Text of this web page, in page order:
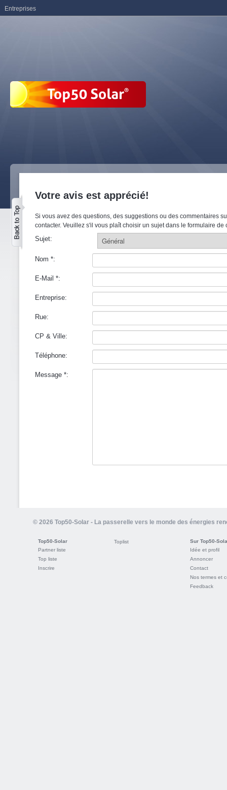
Votre avis est apprécié!
Si vous avez des questions, des suggestions ou des commentaires
contacter. Veuillez s'il vous plaît choisir un sujet dans le formulaire de
Sujet:
Nom *:
E-Mail *:
Entreprise:
Rue:
CP & Ville:
Téléphone:
Message *:
© 2026 Top50-Solar - La passerelle vers le monde des énergies
Top50-Solar
Partner liste
Top liste
Inscrire
Toplist
Sur Top50-
Idée et profil
Annoncer
Contact
Nos termes et
Feedback
Entreprises